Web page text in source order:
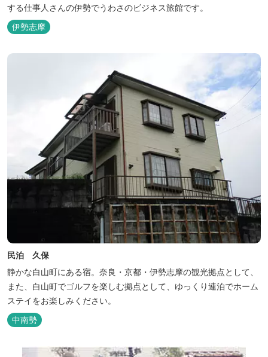
する仕事人さんの伊勢でうわさのビジネス旅館です。
伊勢志摩
民泊 久保
静かな白山町にある宿。奈良・京都・伊勢志摩の観光拠点として、
また、白山町でゴルフを楽しむ拠点として、ゆっくり連泊でホーム
ステイをお楽しみください。
中南勢